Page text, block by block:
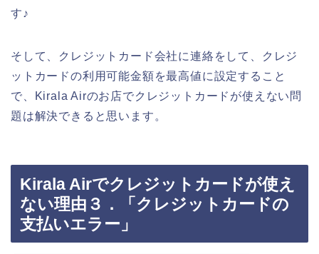
す♪
そして、クレジットカード会社に連絡をして、クレジ
ットカードの利用可能金額を最高値に設定すること
で、Kirala Airのお店でクレジットカードが使えない問
題は解決できると思います。
Kirala Airでクレジットカードが使え
ない理由３．「クレジットカードの
支払いエラー」